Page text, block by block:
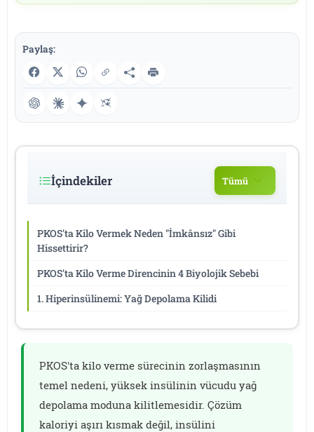
Paylaş:
İçindekiler Tümü
PKOS'ta Kilo Vermek Neden "İmkânsız" Gibi
Hissettirir?
PKOS'ta Kilo Verme Direncinin 4 Biyolojik Sebebi
1. Hiperinsülinemi: Yağ Depolama Kilidi
PKOS'ta kilo verme sürecinin zorlaşmasının
temel nedeni, yüksek insülinin vücudu yağ
depolama moduna kilitlemesidir. Çözüm
kaloriyi aşırı kısmak değil, insülini